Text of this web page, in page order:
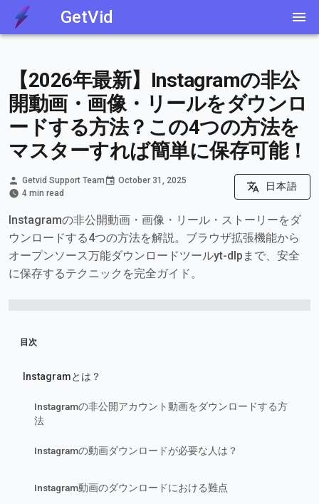
GetVid
【2026年最新】Instagramの非公
開動画・画像・リールをダウンロ
ードする方法？この4つの方法を
マスターすれば簡単に保存可能！
Getvid Support Team
October 31, 2025
4 min read
日本語
Instagramの非公開動画・画像・リール・ストーリーをダ
ウンロードする4つの方法を解説。ブラウザ拡張機能から
オープンソース万能ダウンロードツールyt-dlpまで、安全
に保存するテクニックを完全ガイド。
目次
Instagramとは？
Instagramの非公開アカウント動画をダウンロードする方
法
Instagramの動画ダウンロードが必要な人は？
Instagram動画のダウンロードにおける難点